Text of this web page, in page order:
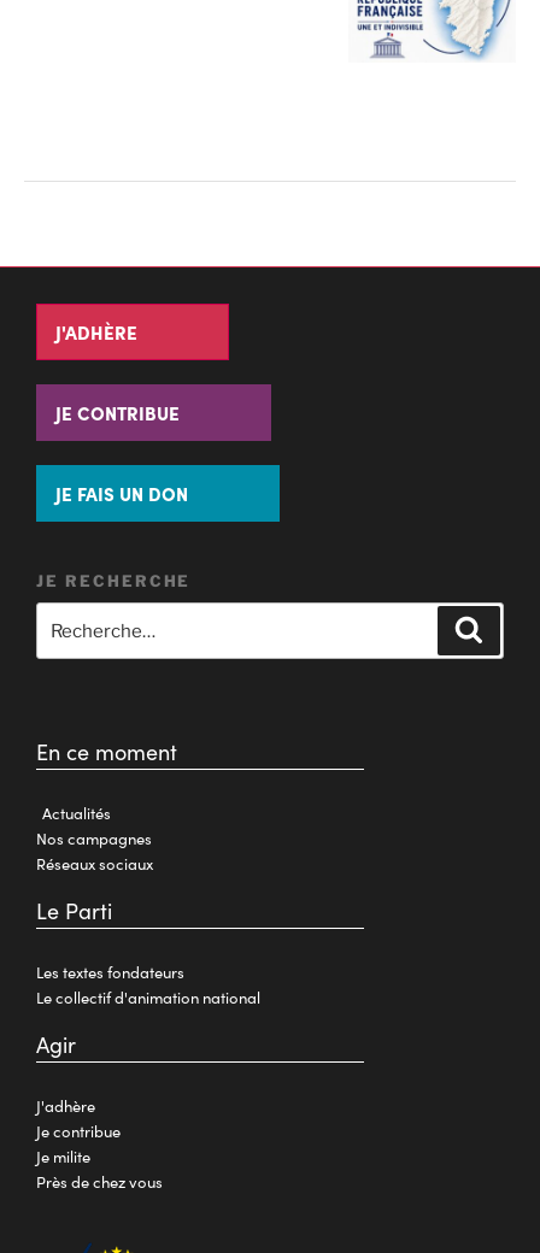
J'ADHÈRE
JE CONTRIBUE
JE FAIS UN DON
JE RECHERCHE
En ce moment
Actualités
Nos campagnes
Réseaux sociaux
Le Parti
Les textes fondateurs
Le collectif d'animation national
Agir
J'adhère
Je contribue
Je milite
Près de chez vous